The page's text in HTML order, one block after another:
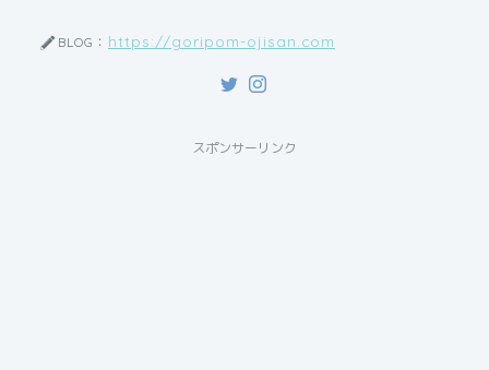
BLOG： https://goripom-ojisan.com
スポンサーリンク